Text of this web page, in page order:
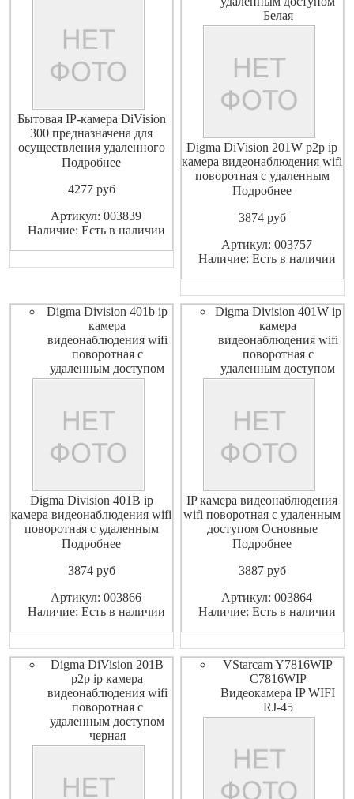
Бытовая IP-камера DiVision
300 предназначена для
осуществления удаленного
видеонаблюдения внутри
имеет функцию
через сеть Интернет
посредством мобильного
приложения DIGMA
Подробнее
4277pуб
Артикул: 003839
Наличие: Есть в наличии
Белая
Digma DiVision 201W p2p ip
камера видеонаблюдения wifi
поворотная с удаленным
доступом Белая
DiVision 201 Сетевой адаптер
руководство пользователя
Крепление на потолок
Гарантийный талон
Подробнее
3874pуб
Артикул: 003757
Наличие: Есть в наличии
Digma Division 401b ip
камера
видеонаблюдения wifi
поворотная с
удаленным доступом
Digma Division 401B ip
камера видеонаблюдения wifi
поворотная с удаленным
доступом Основные
Видеокамера IP Тип камеры
Разрешение камеры 2 Мп
Разрешение видео 1920x1080
Подробнее
3874pуб
Артикул: 003866
Наличие: Есть в наличии
Digma Division 401W ip
камера
видеонаблюдения wifi
поворотная с
удаленным доступом
IP камера видеонаблюдения
wifi поворотная с удаленным
доступом Основные
характеристики Тип
камерыцветная Тип матрицы
Мп Разрешение видео
1920x1080 Исполнение
100
Подробнее
3887pуб
Артикул: 003864
Наличие: Есть в наличии
Digma DiVision 201B
p2p ip камера
видеонаблюдения wifi
поворотная с
удаленным доступом
черная
VStarcam Y7816WIP
C7816WIP
Видеокамера IP WIFI
RJ-45